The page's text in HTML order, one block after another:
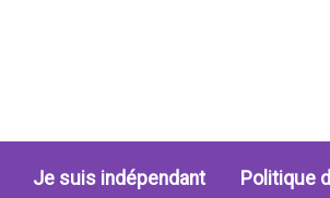
Je suis indépendant Politique